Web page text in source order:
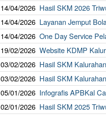
14/04/2026 Hasil SKM 2026
14/04/2026 Layanan Jemput
14/04/2026 One Day Service
19/02/2026 Website KDMP
03/02/2026 Hasil SKM
03/02/2026 Hasil SKM
05/01/2026 Infografis APBKal
02/01/2026 Hasil SKM 2025